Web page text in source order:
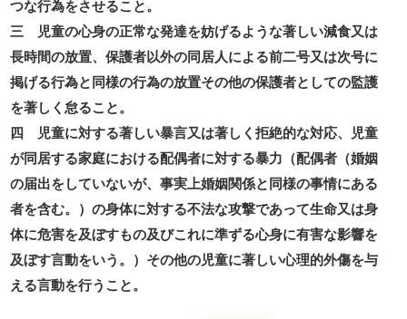
つな行為をさせること。
三 児童の心身の正常な発達を妨げるような著しい減食又は
長時間の放置、保護者以外の同居人による前二号又は次号に
掲げる行為と同様の行為の放置その他の保護者としての監護
を著しく怠ること。
四 児童に対する著しい暴言又は著しく拒絶的な対応、児童
が同居する家庭における配偶者に対する暴力（配偶者（婚姻
の届出をしていないが、事実上婚姻関係と同様の事情にある
者を含む。）の身体に対する不法な攻撃であって生命又は身
体に危害を及ぼすもの及びこれに準ずる心身に有害な影響を
及ぼす言動をいう。）その他の児童に著しい心理的外傷を与
える言動を行うこと。